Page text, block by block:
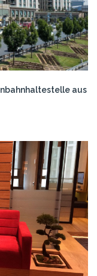
aus